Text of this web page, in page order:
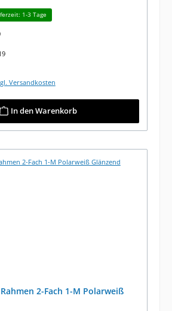
1-3 Tage
Versandkosten
In den Warenkorb
2-Fach 1-M Polarweiß